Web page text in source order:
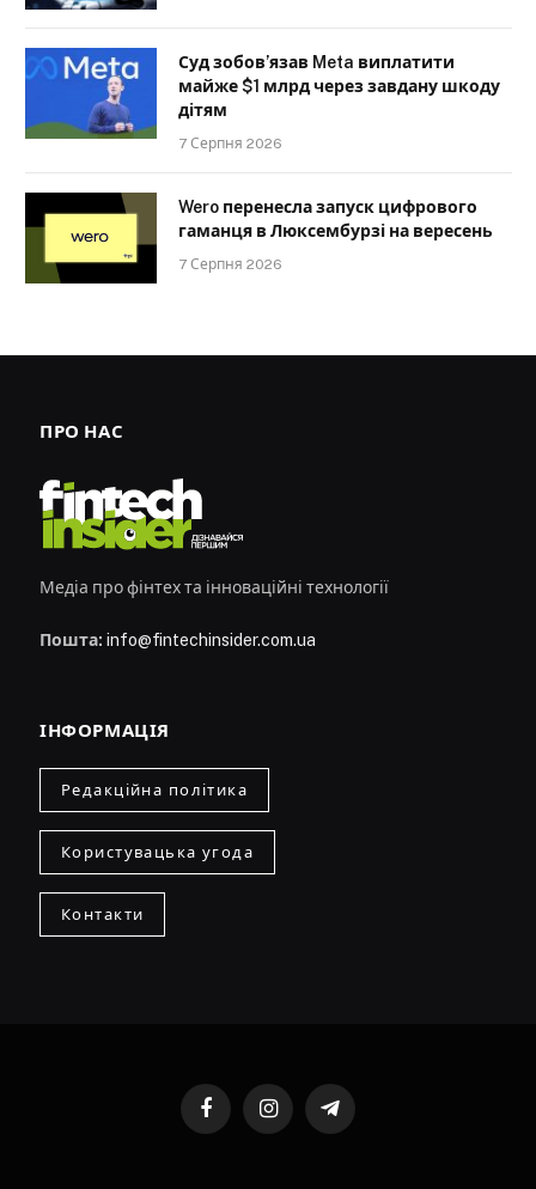
Суд зобов’язав Meta виплатити
майже $1 млрд через завдану шкоду
дітям
7 Серпня 2026
Wero перенесла запуск цифрового
гаманця в Люксембурзі на вересень
7 Серпня 2026
ПРО НАС
Медіа про фінтех та інноваційні технології
Пошта: info@fintechinsider.com.ua
ІНФОРМАЦІЯ
Редакційна політика
Користувацька угода
Контакти
FacebookInstagramTelegram